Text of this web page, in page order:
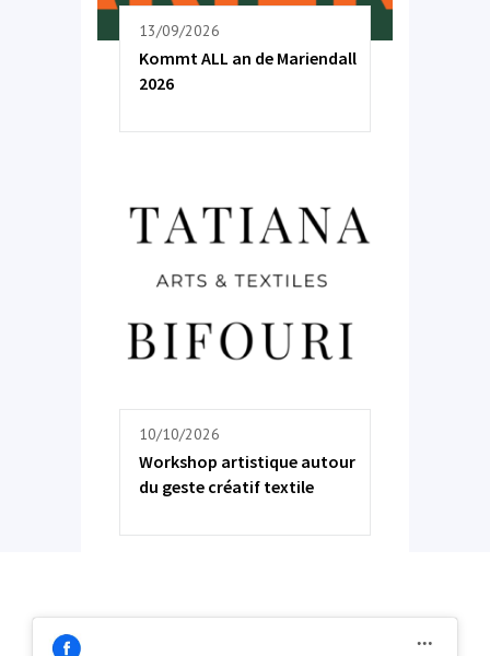
13/09/2026
Kommt ALL an de Mariendall
2026
10/10/2026
Workshop artistique autour
du geste créatif textile